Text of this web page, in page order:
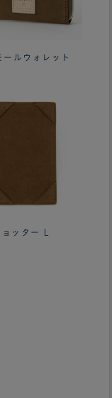
ールウォレット
ョッター L